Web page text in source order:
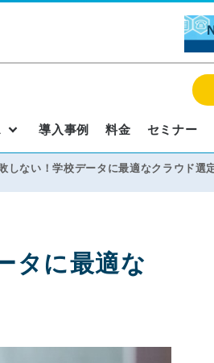
導入事例 料金 セミナー
しない！学校データに最適なクラウド選
タに最適な